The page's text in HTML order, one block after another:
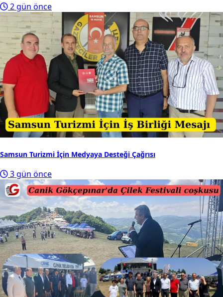
2 gün önce
Samsun Turizmi İçin Medyaya Desteği Çağrısı
3 gün önce